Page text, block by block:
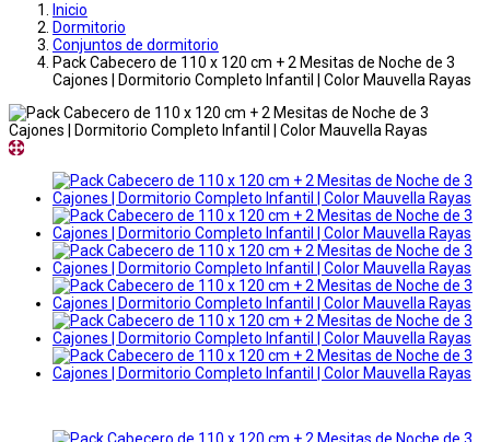
Inicio
Dormitorio
Conjuntos de dormitorio
Pack Cabecero de 110 x 120 cm + 2 Mesitas de Noche de 3
Cajones | Dormitorio Completo Infantil | Color Mauvella Rayas